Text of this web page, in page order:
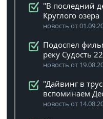
"В последний
Круглого озера
новость от
Подоспел
реку Судость
новость от
"Дайвинг в
вспоминаем
новость от